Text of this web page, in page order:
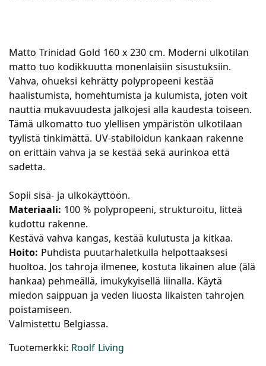
Matto Trinidad Gold 160 x 230 cm. Moderni ulkotilan
matto tuo kodikkuutta monenlaisiin sisustuksiin.
Vahva, ohueksi kehrätty polypropeeni kestää
haalistumista, homehtumista ja kulumista, joten voit
nauttia mukavuudesta jalkojesi alla kaudesta toiseen.
Tämä ulkomatto tuo ylellisen ympäristön ulkotilaan
tyylistä tinkimättä. UV-stabiloidun kankaan rakenne
on erittäin vahva ja se kestää sekä aurinkoa että
sadetta.
Sopii sisä- ja ulkokäyttöön.
Materiaali: 100 % polypropeeni, strukturoitu, litteä
kudottu rakenne.
Kestävä vahva kangas, kestää kulutusta ja kitkaa.
Hoito: Puhdista puutarhaletkulla helpottaaksesi
huoltoa. Jos tahroja ilmenee, kostuta likainen alue (älä
hankaa) pehmeällä, imukykyisellä liinalla. Käytä
miedon saippuan ja veden liuosta likaisten tahrojen
poistamiseen.
Valmistettu Belgiassa.
Tuotemerkki: Roolf Living